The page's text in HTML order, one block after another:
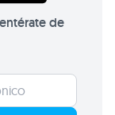
de